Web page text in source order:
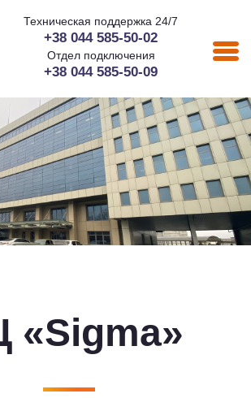
Техническая поддержка 24/7
+38 044 585-50-02
Отдел подключения
+38 044 585-50-09
«Sigma»